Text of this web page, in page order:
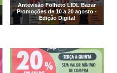
Antevisão Folheto LIDL Bazar
Promoções de 10 a 20 agosto -
Edição Digital